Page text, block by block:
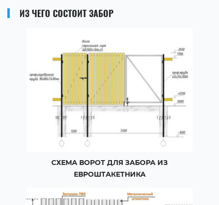
ИЗ ЧЕГО СОСТОИТ ЗАБОР
СХЕМА ВОРОТ ДЛЯ ЗАБОРА ИЗ
ЕВРОШТАКЕТНИКА